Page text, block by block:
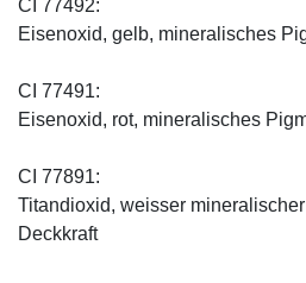
CI 77492:
Eisenoxid, gelb, mineralisches
CI 77491:
Eisenoxid, rot, mineralisches
CI 77891:
Titandioxid, weisser
Deckkraft